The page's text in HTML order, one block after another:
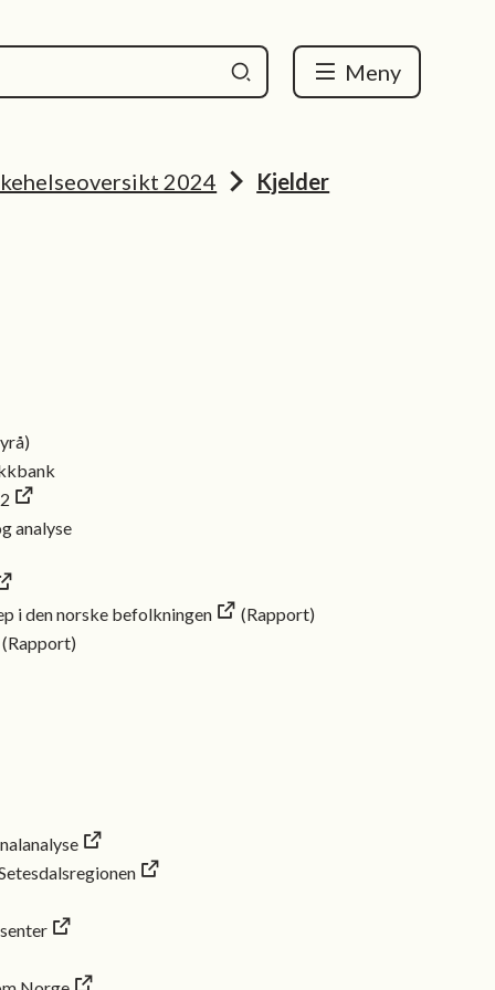
Meny
2024 Kjelder
analyse
i den norske befolkningen
(Rapport)
(Rapport)